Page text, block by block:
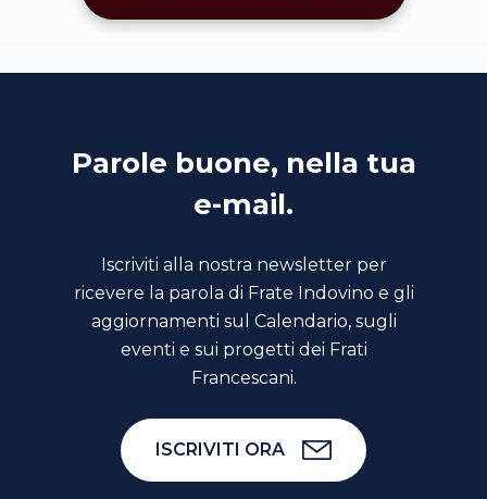
Parole buone, nella tua
e-mail.
Iscriviti alla nostra newsletter per
ricevere la parola di Frate Indovino e gli
aggiornamenti sul Calendario, sugli
eventi e sui progetti dei Frati
Francescani.
ISCRIVITI ORA